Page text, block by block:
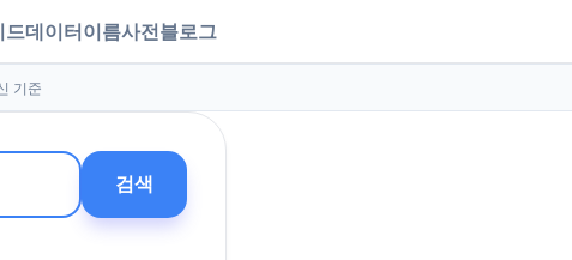
드데이터이름사전블로그
기준
검색